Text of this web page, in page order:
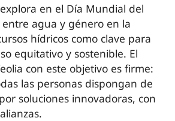
en el Día Mundial del
agua y género en la
hídricos como clave para
equitativo y sostenible. El
con este objetivo es firme:
las personas dispongan de
soluciones innovadoras, con